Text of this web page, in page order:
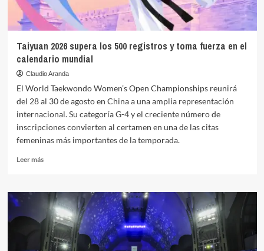
Hanmadang
2026
Taiyuan 2026 supera los 500 registros y toma fuerza en el
calendario mundial
Claudio Aranda
El World Taekwondo Women’s Open Championships reunirá
del 28 al 30 de agosto en China a una amplia representación
internacional. Su categoría G-4 y el creciente número de
inscripciones convierten al certamen en una de las citas
femeninas más importantes de la temporada.
Leer másLeer
Taiyuan
2026
supera
500
registros